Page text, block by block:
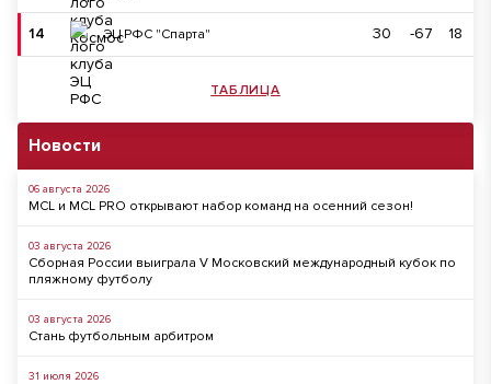
14 ЭЦ РФС "Спарта" 30 -67 18
ТАБЛИЦА
Новости
06 августа 2026
MCL и MCL PRO открывают набор команд на осенний сезон!
03 августа 2026
Сборная России выиграла V Московский международный кубок по
пляжному футболу
03 августа 2026
Стань футбольным арбитром
31 июля 2026